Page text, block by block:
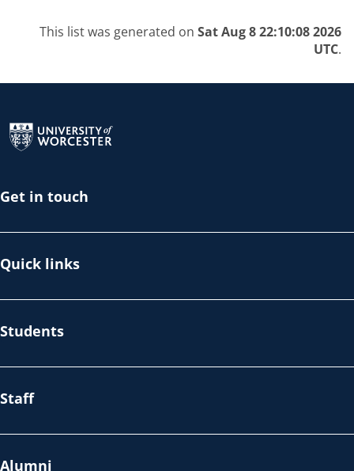
This list was generated on Sat Aug 8 22:10:08 2026
UTC.
Get in touch
Quick links
Students
Staff
Alumni